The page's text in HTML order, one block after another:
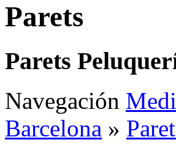
Parets
Parets
Navegación
Barcelona »